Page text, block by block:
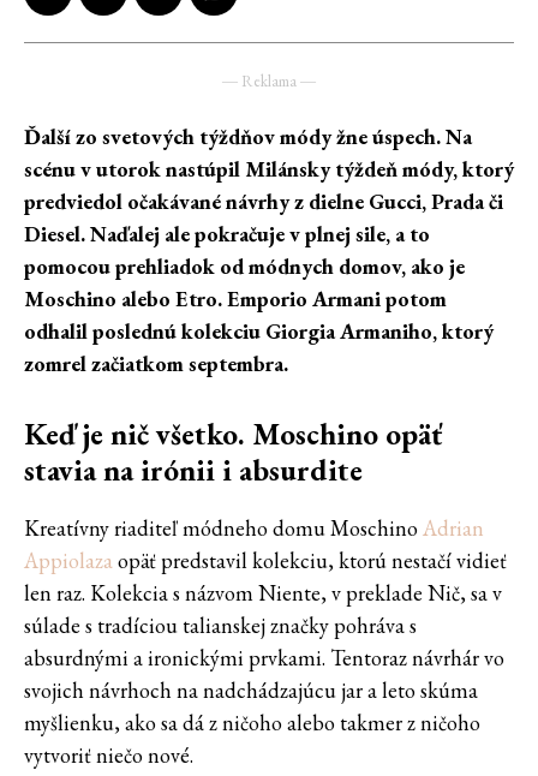
― Reklama ―
Ďalší zo svetových týždňov módy žne úspech. Na
scénu v utorok nastúpil Milánsky týždeň módy, ktorý
predviedol očakávané návrhy z dielne Gucci, Prada či
Diesel. Naďalej ale pokračuje v plnej sile, a to
pomocou prehliadok od módnych domov, ako je
Moschino alebo Etro. Emporio Armani potom
odhalil poslednú kolekciu Giorgia Armaniho, ktorý
zomrel začiatkom septembra.
Keď je nič všetko. Moschino opäť
stavia na irónii i absurdite
Kreatívny riaditeľ módneho domu MoschinoAdrian
Appiolazaopäť predstavil kolekciu, ktorú nestačí vidieť
len raz. Kolekcia s názvom Niente, v preklade Nič, sa v
súlade s tradíciou talianskej značky pohráva s
absurdnými a ironickými prvkami. Tentoraz návrhár vo
svojich návrhoch na nadchádzajúcu jar a leto skúma
myšlienku, ako sa dá z ničoho alebo takmer z ničoho
vytvoriť niečo nové.